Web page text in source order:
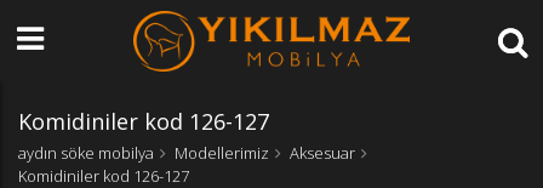
Komidiniler kod 126-127
aydın söke mobilya Modellerimiz
Aksesuar
Komidiniler kod 126-127